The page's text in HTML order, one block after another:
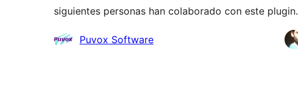
siguientes personas han colaborado con este plugin.
Colaboradores
Puvox Software